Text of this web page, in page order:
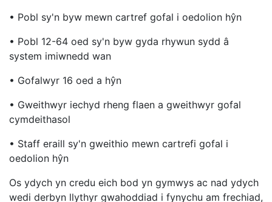
• Pobl sy'n byw mewn cartref gofal i oedolion hŷn
• Pobl 12-64 oed sy'n byw gyda rhywun sydd â
system imiwnedd wan
• Gofalwyr 16 oed a hŷn
• Gweithwyr iechyd rheng flaen a gweithwyr gofal
cymdeithasol
• Staff eraill sy'n gweithio mewn cartrefi gofal i
oedolion hŷn
Os ydych yn credu eich bod yn gymwys ac nad ydych
wedi derbyn llythyr gwahoddiad i fynychu am frechiad,